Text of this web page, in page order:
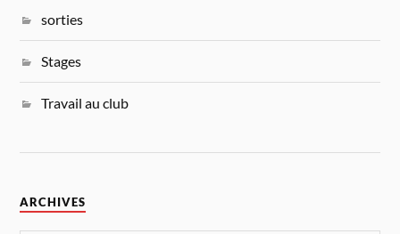
sorties
Stages
Travail au club
ARCHIVES